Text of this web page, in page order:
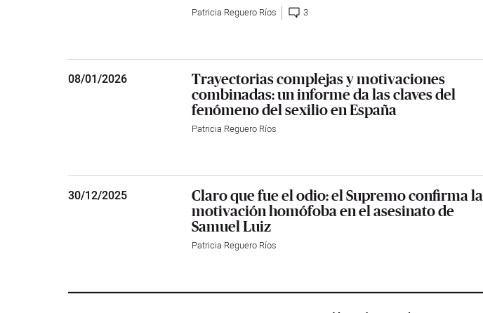
Patricia Reguero Ríos 3
08/01/2026
Trayectorias complejas y motivaciones
combinadas: un informe da las claves del
fenómeno del sexilio en España
Patricia Reguero Ríos
30/12/2025
Claro que fue el odio: el Supremo confirma la
motivación homófoba en el asesinato de
Samuel Luiz
Patricia Reguero Ríos